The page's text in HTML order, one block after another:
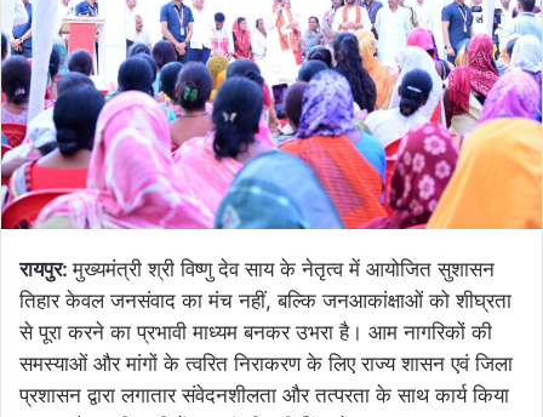
रायपुर:मुख्यमंत्री श्री विष्णु देव साय के नेतृत्व में आयोजित सुशासन
तिहार केवल जनसंवाद का मंच नहीं, बल्कि जनआकांक्षाओं को शीघ्रता
से पूरा करने का प्रभावी माध्यम बनकर उभरा है। आम नागरिकों की
समस्याओं और मांगों के त्वरित निराकरण के लिए राज्य शासन एवं जिला
प्रशासन द्वारा लगातार संवेदनशीलता और तत्परता के साथ कार्य किया